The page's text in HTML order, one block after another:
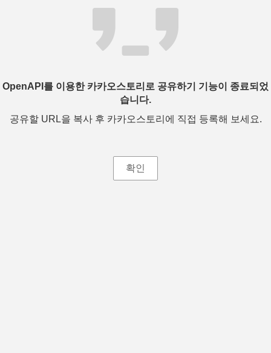
OpenAPI를 이용한 카카오스토리로 공유하기 기능이 종료되었
습니다.
공유할 URL을 복사 후 카카오스토리에 직접 등록해 보세요.
확인